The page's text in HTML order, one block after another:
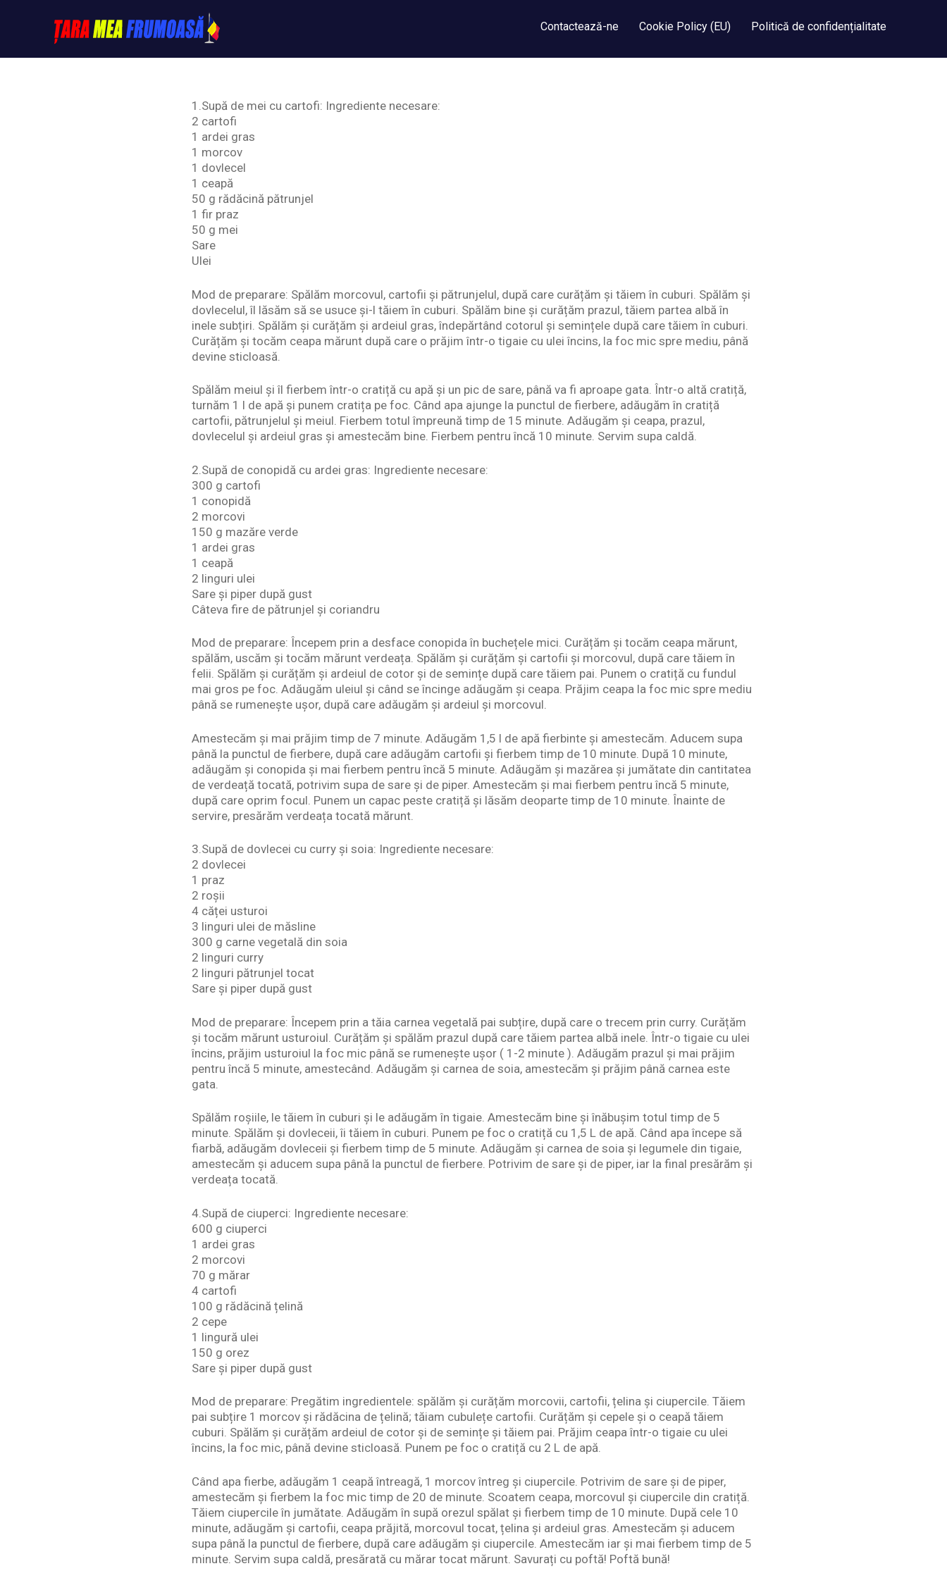
Tarameafrumoasa
Contactează-ne Cookie Policy (EU) Politică de confidențialitate
1.Supă de mei cu cartofi: Ingrediente necesare:
2 cartofi
1 ardei gras
1 morcov
1 dovlecel
1 ceapă
50 g rădăcină pătrunjel
1 fir praz
50 g mei
Sare
Ulei
Mod de preparare: Spălăm morcovul, cartofii și pătrunjelul, după care curățăm și tăiem în cuburi. Spălăm și
dovlecelul, îl lăsăm să se usuce și-l tăiem în cuburi. Spălăm bine și curățăm prazul, tăiem partea albă în
inele subțiri. Spălăm și curățăm și ardeiul gras, îndepărtând cotorul și semințele după care tăiem în cuburi.
Curățăm și tocăm ceapa mărunt după care o prăjim într-o tigaie cu ulei încins, la foc mic spre mediu, până
devine sticloasă.
Spălăm meiul și îl fierbem într-o cratiță cu apă și un pic de sare, până va fi aproape gata. Într-o altă cratiță,
turnăm 1 l de apă și punem cratița pe foc. Când apa ajunge la punctul de fierbere, adăugăm în cratiță
cartofii, pătrunjelul și meiul. Fierbem totul împreună timp de 15 minute. Adăugăm și ceapa, prazul,
dovlecelul și ardeiul gras și amestecăm bine. Fierbem pentru încă 10 minute. Servim supa caldă.
2.Supă de conopidă cu ardei gras: Ingrediente necesare:
300 g cartofi
1 conopidă
2 morcovi
150 g mazăre verde
1 ardei gras
1 ceapă
2 linguri ulei
Sare și piper după gust
Câteva fire de pătrunjel și coriandru
Mod de preparare: Începem prin a desface conopida în buchețele mici. Curățăm și tocăm ceapa mărunt,
spălăm, uscăm și tocăm mărunt verdeața. Spălăm și curățăm și cartofii și morcovul, după care tăiem în
felii. Spălăm și curățăm și ardeiul de cotor și de semințe după care tăiem pai. Punem o cratiță cu fundul
mai gros pe foc. Adăugăm uleiul și când se încinge adăugăm și ceapa. Prăjim ceapa la foc mic spre mediu
până se rumenește ușor, după care adăugăm și ardeiul și morcovul.
Amestecăm și mai prăjim timp de 7 minute. Adăugăm 1,5 l de apă fierbinte și amestecăm. Aducem supa
până la punctul de fierbere, după care adăugăm cartofii și fierbem timp de 10 minute. După 10 minute,
adăugăm și conopida și mai fierbem pentru încă 5 minute. Adăugăm și mazărea și jumătate din cantitatea
de verdeață tocată, potrivim supa de sare și de piper. Amestecăm și mai fierbem pentru încă 5 minute,
după care oprim focul. Punem un capac peste cratiță și lăsăm deoparte timp de 10 minute. Înainte de
servire, presărăm verdeața tocată mărunt.
3.Supă de dovlecei cu curry și soia: Ingrediente necesare:
2 dovlecei
1 praz
2 roșii
4 căței usturoi
3 linguri ulei de măsline
300 g carne vegetală din soia
2 linguri curry
2 linguri pătrunjel tocat
Sare și piper după gust
Mod de preparare: Începem prin a tăia carnea vegetală pai subțire, după care o trecem prin curry. Curățăm
și tocăm mărunt usturoiul. Curățăm și spălăm prazul după care tăiem partea albă inele. Într-o tigaie cu ulei
încins, prăjim usturoiul la foc mic până se rumenește ușor ( 1-2 minute ). Adăugăm prazul și mai prăjim
pentru încă 5 minute, amestecând. Adăugăm și carnea de soia, amestecăm și prăjim până carnea este
gata.
Spălăm roșiile, le tăiem în cuburi și le adăugăm în tigaie. Amestecăm bine și înăbușim totul timp de 5
minute. Spălăm și dovleceii, îi tăiem în cuburi. Punem pe foc o cratiță cu 1,5 L de apă. Când apa începe să
fiarbă, adăugăm dovleceii și fierbem timp de 5 minute. Adăugăm și carnea de soia și legumele din tigaie,
amestecăm și aducem supa până la punctul de fierbere. Potrivim de sare și de piper, iar la final presărăm și
verdeața tocată.
4.Supă de ciuperci: Ingrediente necesare:
600 g ciuperci
1 ardei gras
2 morcovi
70 g mărar
4 cartofi
100 g rădăcină țelină
2 cepe
1 lingură ulei
150 g orez
Sare și piper după gust
Mod de preparare: Pregătim ingredientele: spălăm și curățăm morcovii, cartofii, țelina și ciupercile. Tăiem
pai subțire 1 morcov și rădăcina de țelină; tăiam cubulețe cartofii. Curățăm și cepele și o ceapă tăiem
cuburi. Spălăm și curățăm ardeiul de cotor și de semințe și tăiem pai. Prăjim ceapa într-o tigaie cu ulei
încins, la foc mic, până devine sticloasă. Punem pe foc o cratiță cu 2 L de apă.
Când apa fierbe, adăugăm 1 ceapă întreagă, 1 morcov întreg și ciupercile. Potrivim de sare și de piper,
amestecăm și fierbem la foc mic timp de 20 de minute. Scoatem ceapa, morcovul și ciupercile din cratiță.
Tăiem ciupercile în jumătate. Adăugăm în supă orezul spălat și fierbem timp de 10 minute. După cele 10
minute, adăugăm și cartofii, ceapa prăjită, morcovul tocat, țelina și ardeiul gras. Amestecăm și aducem
supa până la punctul de fierbere, după care adăugăm și ciupercile. Amestecăm iar și mai fierbem timp de 5
minute. Servim supa caldă, presărată cu mărar tocat mărunt. Savurați cu poftă! Poftă bună!